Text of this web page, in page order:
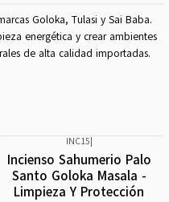
Goloka, Tulasi y Sai Baba.
energética y crear ambientes
de alta calidad importadas.
INC15|
Incienso Sahumerio Palo
Santo Goloka Masala -
Limpieza Y Protección